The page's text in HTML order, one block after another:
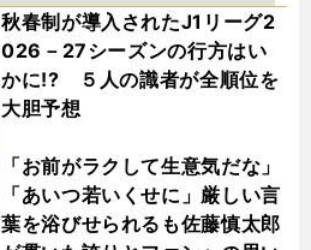
秋春制が導入されたJ1リーグ2
026－27シーズンの行方はい
かに!? ５人の識者が全順位を
大胆予想
「お前がラクして生意気だな」
「あいつ若いくせに」厳しい言
葉を浴びせられるも佐藤慎太郎